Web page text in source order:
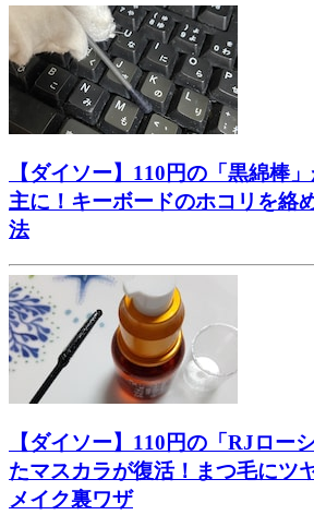
【ダイソー】110円の「黒綿棒
主に！キーボードのホコリを絡
法
【ダイソー】110円の「RJロー
たマスカラが復活！まつ毛にツ
メイク裏ワザ